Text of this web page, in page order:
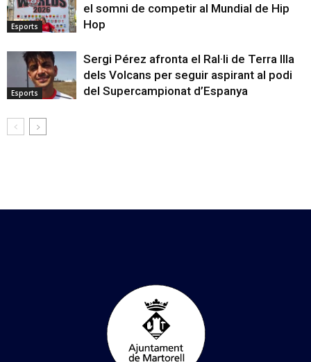
Esports
el somni de competir al Mundial de Hip
Hop
Esports
Sergi Pérez afronta el Ral·li de Terra Illa
dels Volcans per seguir aspirant al podi
del Supercampionat d’Espanya